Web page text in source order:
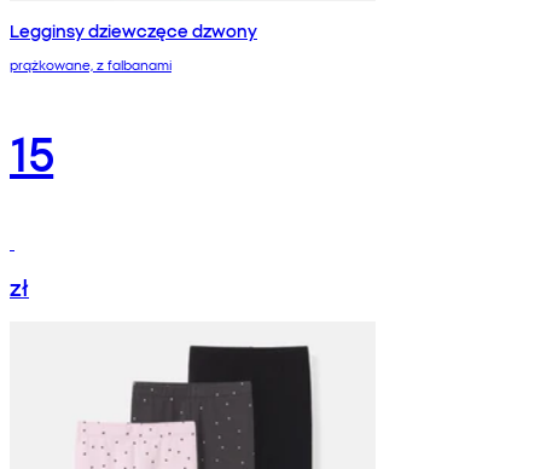
Legginsy dziewczęce dzwony
prążkowane, z falbanami
15
zł